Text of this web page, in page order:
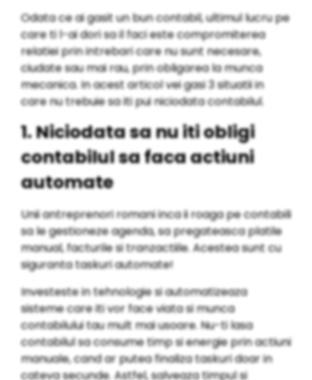
Odata ce ai gasit un bun contabil, ultimul lucru pe
care ti l-ai dori sa il faci este compromiterea
relatiei prin intrebari care nu sunt necesare,
ciudate sau mai rau, prin obligarea la munca
mecanica. In acest articol vei gasi 3 situatii in
care nu trebuie sa iti pui niciodata contabilul.
1. Niciodata sa nu iti obligi
contabilul sa faca actiuni
automate
Unii antreprenori romani inca ii roaga pe contabili
sa le gestioneze agenda, sa pregateasca platile
manual, facturile si tranzactiile. Acestea sunt cu
siguranta taskuri automate!
Investeste in tehnologie si automatizeaza
sisteme care iti vor face viata si munca
contabilului tau mult mai usoare. Nu-ti lasa
contabilul sa consume timp si energie prin actiuni
manuale, cand ar putea finaliza taskuri doar in
cateva secunde. Astfel, salveaza timpul si